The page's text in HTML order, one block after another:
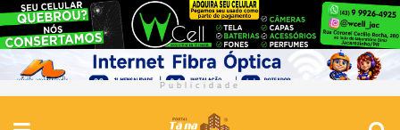
Publicidade